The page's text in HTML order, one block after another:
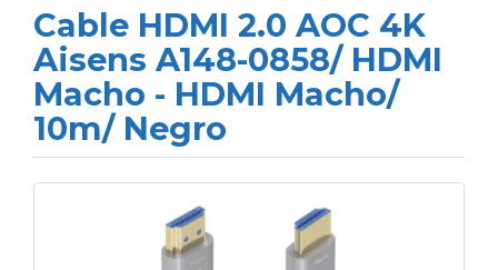
Cable HDMI 2.0 AOC 4K
Aisens A148-0858/ HDMI
Macho - HDMI Macho/
10m/ Negro